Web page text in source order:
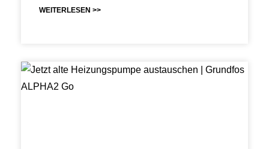
WEITERLESEN >>